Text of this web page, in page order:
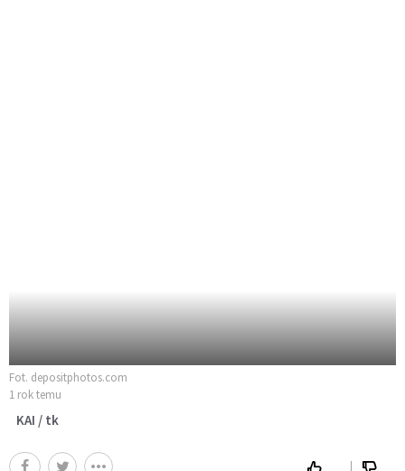
Fot. depositphotos.com
1 rok temu
KAI / tk